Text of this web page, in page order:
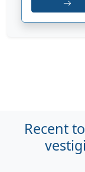
Recent